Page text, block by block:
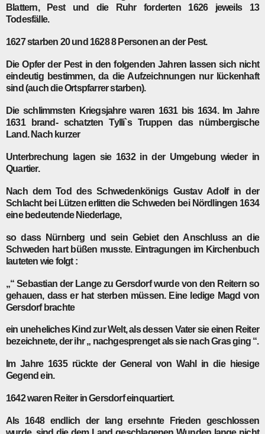
Blattern, Pest und die Ruhr forderten 1626 jeweils 13
Todesfälle.
1627 starben 20 und 1628 8 Personen an der Pest.
Die Opfer der Pest in den folgenden Jahren lassen sich nicht
eindeutig bestimmen, da die Aufzeichnungen nur lückenhaft
sind (auch die Ortspfarrer starben).
Die schlimmsten Kriegsjahre waren 1631 bis 1634. Im Jahre
1631 brand- schatzten Tylli`s Truppen das nürnbergische
Land. Nach kurzer
Unterbrechung lagen sie 1632 in der Umgebung wieder in
Quartier.
Nach dem Tod des Schwedenkönigs Gustav Adolf in der
Schlacht bei Lützen erlitten die Schweden bei Nördlingen 1634
eine bedeutende Niederlage,
so dass Nürnberg und sein Gebiet den Anschluss an die
Schweden hart büßen musste. Eintragungen im Kirchenbuch
lauteten wie folgt :
„“ Sebastian der Lange zu Gersdorf wurde von den Reitern so
gehauen, dass er hat sterben müssen. Eine ledige Magd von
Gersdorf brachte
ein uneheliches Kind zur Welt, als dessen Vater sie einen Reiter
bezeichnete, der ihr „ nachgesprenget als sie nach Gras ging “.
Im Jahre 1635 rückte der General von Wahl in die hiesige
Gegend ein.
1642 waren Reiter in Gersdorf einquartiert.
Als 1648 endlich der lang ersehnte Frieden geschlossen